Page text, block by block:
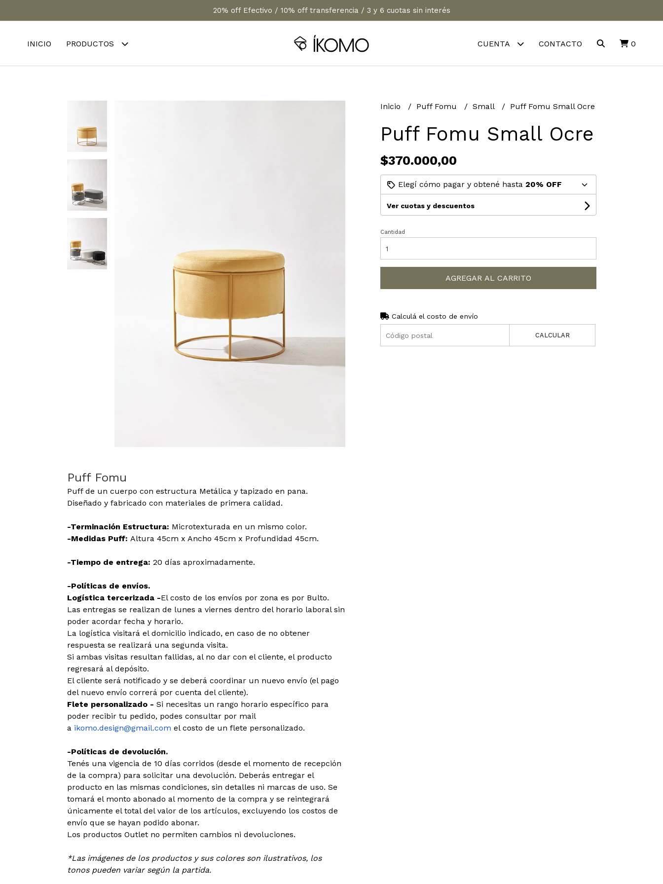
20% off Efectivo / 10% off transferencia / 3 y 6 cuotas sin interés
INICIO PRODUCTOS CUENTA CONTACTO 0
Puff Fomu
Puff de un cuerpo con estructura Metálica y tapizado en pana.
Diseñado y fabricado con materiales de primera calidad.
-Terminación Estructura: Microtexturada en un mismo color.
-Medidas Puff: Altura 45cm x Ancho 45cm x Profundidad 45cm.
-Tiempo de entrega: 20 días aproximadamente.
-Políticas de envíos.
Logística tercerizada -El costo de los envíos por zona es por Bulto.
Las entregas se realizan de lunes a viernes dentro del horario laboral sin
poder acordar fecha y horario.
La logística visitará el domicilio indicado, en caso de no obtener
respuesta se realizará una segunda visita.
Si ambas visitas resultan fallidas, al no dar con el cliente, el producto
regresará al depósito.
El cliente será notificado y se deberá coordinar un nuevo envío (el pago
del nuevo envío correrá por cuenta del cliente).
Flete personalizado - Si necesitas un rango horario específico para
poder recibir tu pedido, podes consultar por mail
a ikomo.design@gmail.com el costo de un flete personalizado.
-Políticas de devolución.
Tenés una vigencia de 10 días corridos (desde el momento de recepción
de la compra) para solicitar una devolución. Deberás entregar el
producto en las mismas condiciones, sin detalles ni marcas de uso. Se
tomará el monto abonado al momento de la compra y se reintegrará
únicamente el total del valor de los artículos, excluyendo los costos de
envío que se hayan podido abonar.
Los productos Outlet no permiten cambios ni devoluciones.
*Las imágenes de los productos y sus colores son ilustrativos, los
tonos pueden variar según la partida.
Inicio Puff Fomu Small Puff Fomu Small Ocre
Puff Fomu Small Ocre
$370.000,00
Elegí cómo pagar y obtené hasta 20% OFF
Ver cuotas y descuentos
Cantidad
AGREGAR AL CARRITO
Calculá el costo de envío
CALCULAR